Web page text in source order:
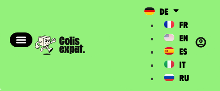
DE
FR
EN
ES
IT
RU